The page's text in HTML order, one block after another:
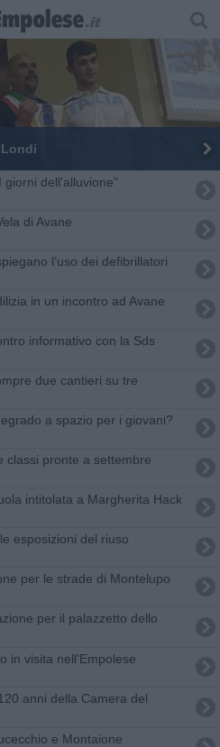
giorni dell'alluvione"
di Avane
l’uso dei defibrillatori
in un incontro ad Avane
informativo con la Sds
due cantieri su tre
a spazio per i giovani?
classi pronte a settembre
intitolata a Margherita Hack
esposizioni del riuso
per le strade di Montelupo
per il palazzetto dello
in visita nell'Empolese
anni della Camera del
e Montaione